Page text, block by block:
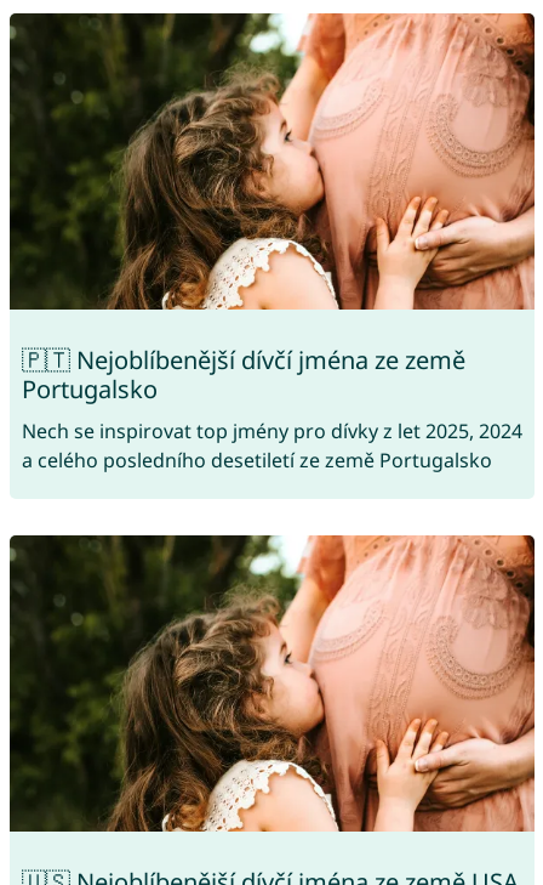
🇵🇹 Nejoblíbenější dívčí jména ze země
Portugalsko
Nech se inspirovat top jmény pro dívky z let 2025, 2024
a celého posledního desetiletí ze země Portugalsko